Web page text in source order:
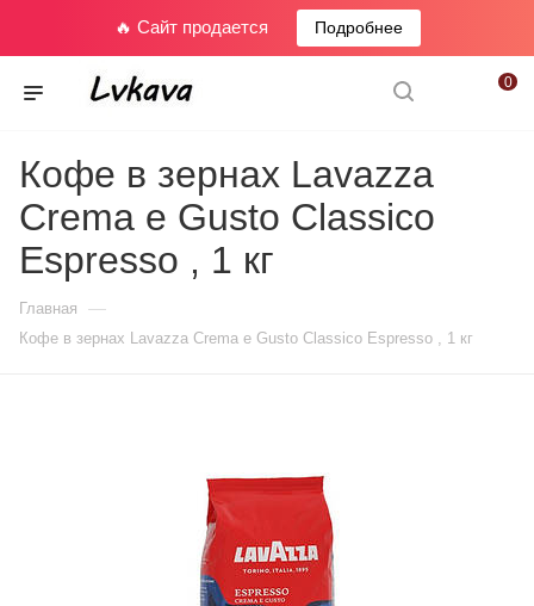
🔥 Сайт продается Подробнее
0
Кофе в зернах Lavazza
Crema e Gusto Classico
Espresso , 1 кг
Главная —
Кофе в зернах Lavazza Crema e Gusto Classico Espresso , 1 кг